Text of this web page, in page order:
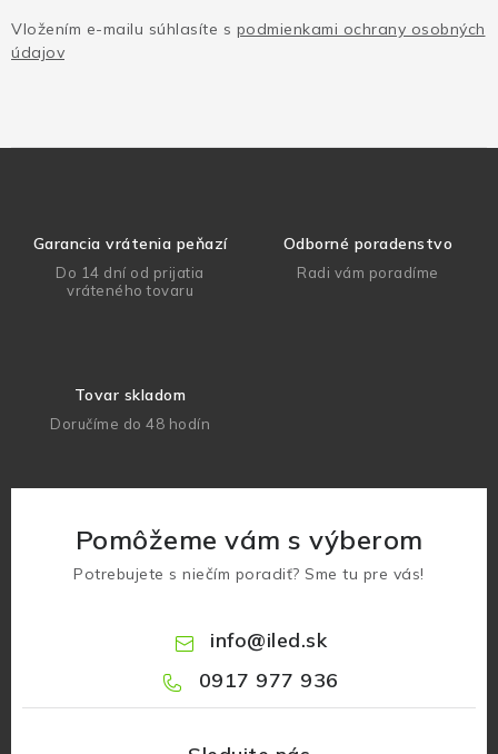
Vložením e-mailu súhlasíte s podmienkami ochrany osobných
údajov
Garancia vrátenia peňazí
Do 14 dní od prijatia
vráteného tovaru
Odborné poradenstvo
Radi vám poradíme
Tovar skladom
Doručíme do 48 hodín
Pomôžeme vám s výberom
Potrebujete s niečím poradiť? Sme tu pre vás!
info@iled.sk
0917 977 936